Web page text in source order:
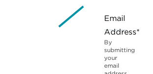
Email
Address*
By
submitting
your
email